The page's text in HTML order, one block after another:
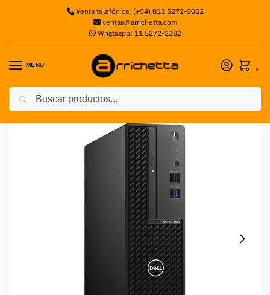
Venta telefónica: (+54) 011 5272-5002
ventas@arrichetta.com
Whatsapp: 11 5272-2382
MENU
0
Inicio PC de Escritorio / PC Dell 3080 Optiplex K90KP Intel® Core™ i5-10500, 4GB Ram, 1 TB HDD, Windows 10 Pro, 3 años de garantía